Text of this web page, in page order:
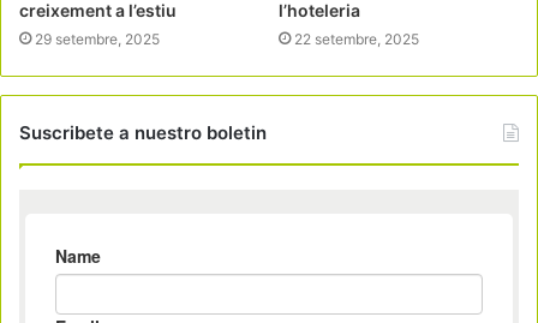
creixement a l’estiu
29 setembre, 2025
l’hoteleria
22 setembre, 2025
Suscribete a nuestro boletin